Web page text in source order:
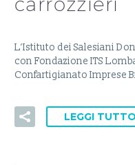
L’Istituto dei Salesiani
con Fondazione ITS
Confartigianato Imprese
LEGGI TUTTO